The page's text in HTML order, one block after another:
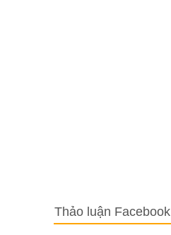
Thảo luận Facebook